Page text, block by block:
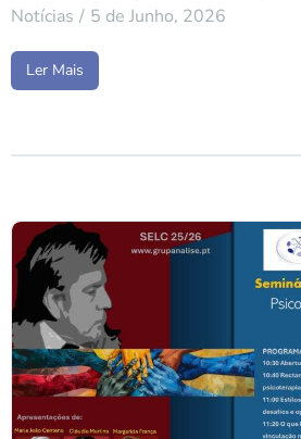
Notícias 5 de Junho, 2026
Ler Mais